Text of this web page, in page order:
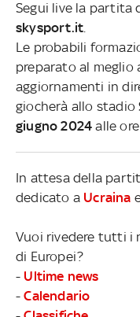
Segui live la partita
skysport.it
Le probabili
preparato al
aggiornamenti in
giocherà allo stadio
giugno 2024 alle
In attesa della
dedicato a Ucraina
Vuoi rivedere tutti i
di Europei?
- Ultime news
-Calendario